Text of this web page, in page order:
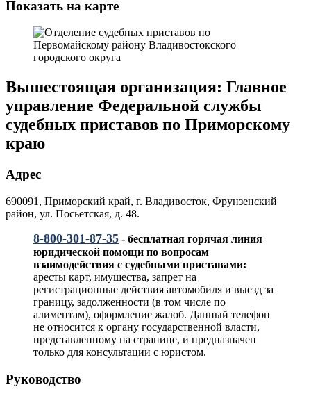
Показать на карте
Вышестоящая организация: Главное
управление Федеральной службы
судебных приставов по Приморскому
краю
Адрес
690091, Приморский край, г. Владивосток, Фрунзенский
район, ул. Посьетская, д. 48.
8-800-301-87-35 - бесплатная горячая линия
юридической помощи по вопросам
взаимодействия с судебными приставами:
аресты карт, имущества, запрет на
регистрационные действия автомобиля и выезд за
границу, задолженности (в том числе по
алиментам), оформление жалоб. Данный телефон
не относится к органу государственной власти,
представленному на странице, и предназначен
только для консультации с юристом.
Руководство